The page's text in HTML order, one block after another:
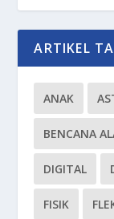
ARTIKEL
ANAK
BENCANA
DIGITAL
FISIK